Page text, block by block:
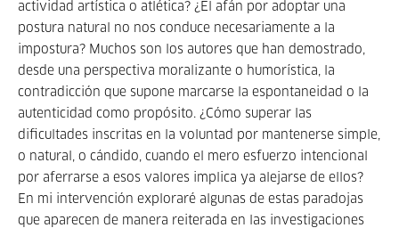
actividad artística o atlética? ¿El afán por adoptar una
postura natural no nos conduce necesariamente a la
impostura? Muchos son los autores que han demostrado,
desde una perspectiva moralizante o humorística, la
contradicción que supone marcarse la espontaneidad o la
autenticidad como propósito. ¿Cómo superar las
dificultades inscritas en la voluntad por mantenerse simple,
o natural, o cándido, cuando el mero esfuerzo intencional
por aferrarse a esos valores implica ya alejarse de ellos?
En mi intervención exploraré algunas de estas paradojas
que aparecen de manera reiterada en las investigaciones